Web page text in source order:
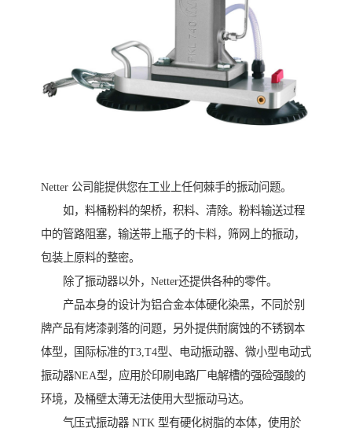
Netter 公司能提供您在工业上任何棘手的振动问题。
如，料桶粉料的架桥，积料、清除。粉料输送过程
中的管路阻塞，输送带上瓶子的卡料，筛网上的振动，
包装上原料的整密。
除了振动器以外，Netter还提供各种的零件。
产品本身的设计为铝合金本体硬化染黑，不同於别
牌产品有烤漆剥落的问题，另外提供耐腐蚀的不锈钢本
体型，国际标准的T3,T4型、电动振动器、微小型电动式
振动器NEA型，应用於印刷电路厂电解槽的强硷强酸的
环境，及桶壁太薄无法使用大型振动马达。
气压式振动器 NTK 型有硬化树脂的本体，使用於